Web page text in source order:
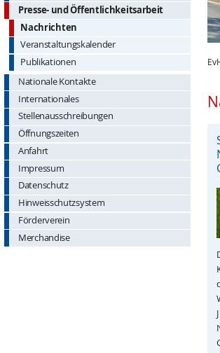
Presse- und Öffentlichkeitsarbeit
Nachrichten
Veranstaltungskalender
Publikationen
Nationale Kontakte
Internationales
Stellenausschreibungen
Öffnungszeiten
Anfahrt
Impressum
Datenschutz
Hinweisschutzsystem
Förderverein
Merchandise